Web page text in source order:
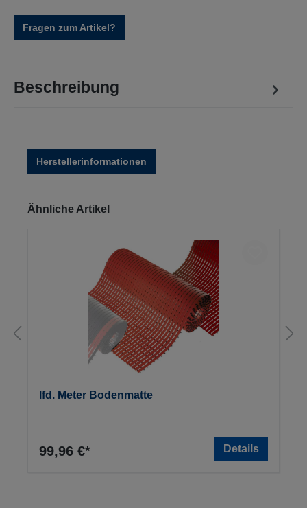
Fragen zum Artikel?
Beschreibung
Herstellerinformationen
Produktgalerie überspringen
Ähnliche Artikel
lfd. Meter Bodenmatte
99,96 €* Details